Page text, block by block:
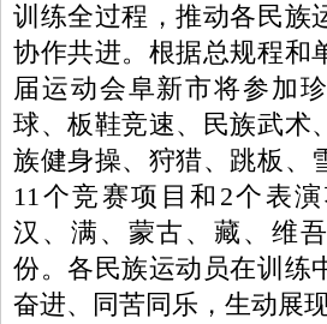
训练全过程，推动各民族
协作共进。根据总规程和
届运动会阜新市将参加
球、板鞋竞速、民族武术
族健身操、狩猎、跳板、
11个竞赛项目和2个表
汉、满、蒙古、藏、维
份。各民族运动员在训练
奋进、同苦同乐，生动展